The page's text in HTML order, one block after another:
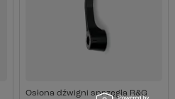
Osłona dźwigni sprzęgła R&G